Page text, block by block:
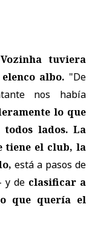
tuviera
albo. "De
nos había
lo que
lados. La
tiene el club, la
está a pasos de
y de clasificar a
que quería el